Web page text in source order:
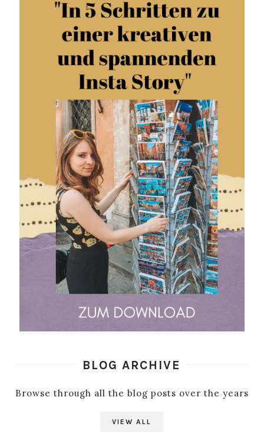
BLOG ARCHIVE
Browse through all the blog posts over the years
VIEW ALL